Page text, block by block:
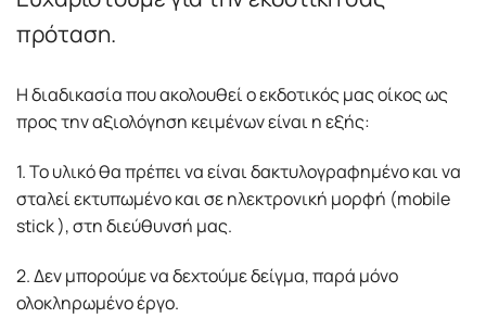
πρόταση.
Η διαδικασία που ακολουθεί ο εκδοτικός μας οίκος ως
προς την αξιολόγηση κειμένων είναι η εξής:
1. Το υλικό θα πρέπει να είναι δακτυλογραφημένο και να
σταλεί εκτυπωμένο και σε ηλεκτρονική μορφή (mobile
stick ), στη διεύθυνσή μας.
2. Δεν μπορούμε να δεχτούμε δείγμα, παρά μόνο
ολοκληρωμένο έργο.